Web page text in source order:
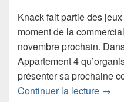
Knack fait partie des
moment de la
novembre prochain.
Appartement 4
présenter sa prochaine
Continuer la lecture →